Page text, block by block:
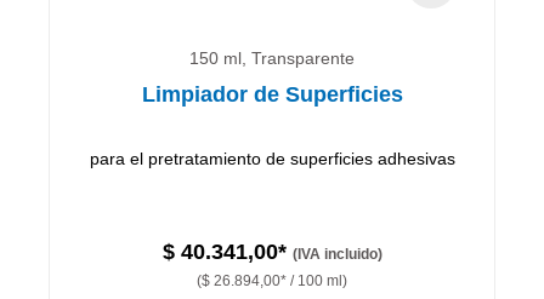
150 ml, Transparente
Limpiador de Superficies
para el pretratamiento de superficies adhesivas
$ 40.341,00* (IVA incluido)
($ 26.894,00* / 100 ml)